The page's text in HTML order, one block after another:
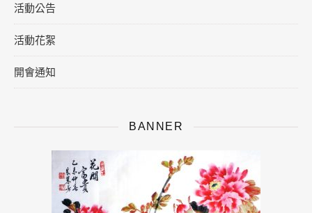
活動公告
活動花絮
開會通知
BANNER